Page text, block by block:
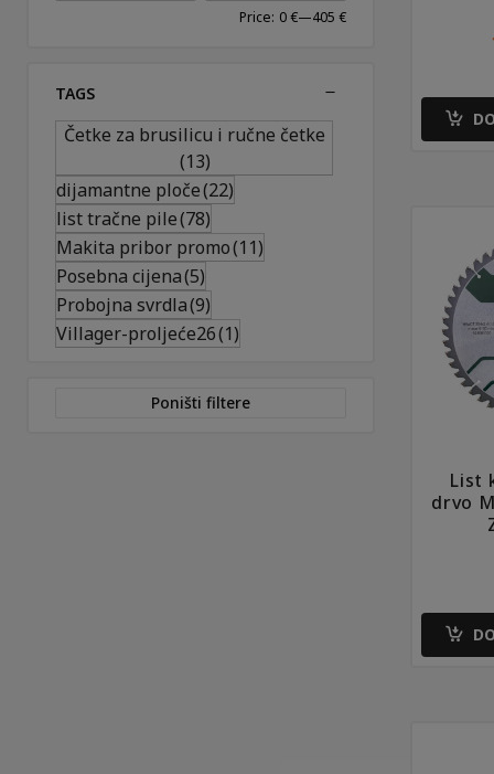
List
drvo
Rontgen sagebander(132)
Villager
Price: 0 €—405 €
TAGS
Četke za brusilicu i ručne četke
(13)
dijamantne ploče(22)
list tračne pile(78)
Makita pribor promo(11)
Posebna cijena(5)
Probojna svrdla(9)
Villager-proljeće26(1)
Poništi filtere